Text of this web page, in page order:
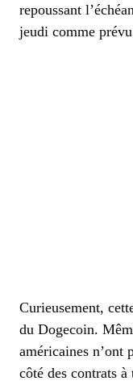
repoussant
jeudi comme
Curieusement,
du Dogecoin.
américaines n’ont
côté des contrats